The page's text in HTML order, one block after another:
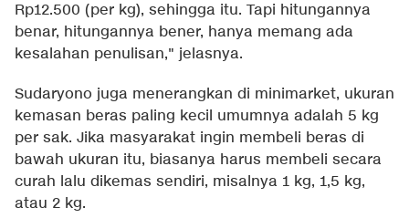
Rp12.500 (per kg), sehingga itu. Tapi hitungannya
benar, hitungannya bener, hanya memang ada
kesalahan penulisan," jelasnya.
Sudaryono juga menerangkan di minimarket, ukuran
kemasan beras paling kecil umumnya adalah 5 kg
per sak. Jika masyarakat ingin membeli beras di
bawah ukuran itu, biasanya harus membeli secara
curah lalu dikemas sendiri, misalnya 1 kg, 1,5 kg,
atau 2 kg.